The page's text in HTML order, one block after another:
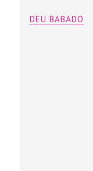
DEU BABADO